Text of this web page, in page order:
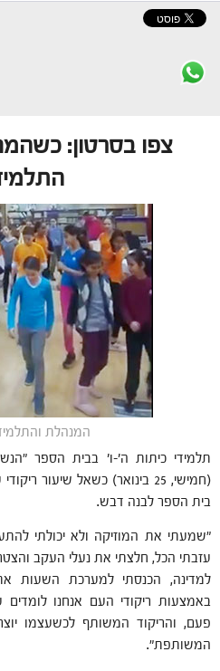
צפו בסרטון:
המנהלת
תלמידי כיתות ה'-ו' בבית הספר
(חמישי, 25 בינואר) כשאל
בית הספר לבנה דבש.
"שמעתי את המוזיקה ולא יכולתי
למדינה, הכנסתי למערכת השעות
באמצעות ריקודי העם אנחנו לומדים
פעם, והריקוד המשותף לכשעצמו
המשותפת".